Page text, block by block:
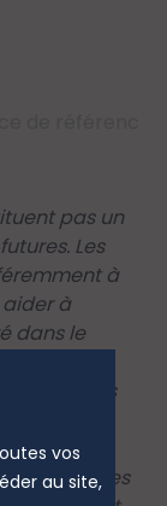
pas un
Les
à
aider à
dans le
du fonds
an au
des
vos
au site,